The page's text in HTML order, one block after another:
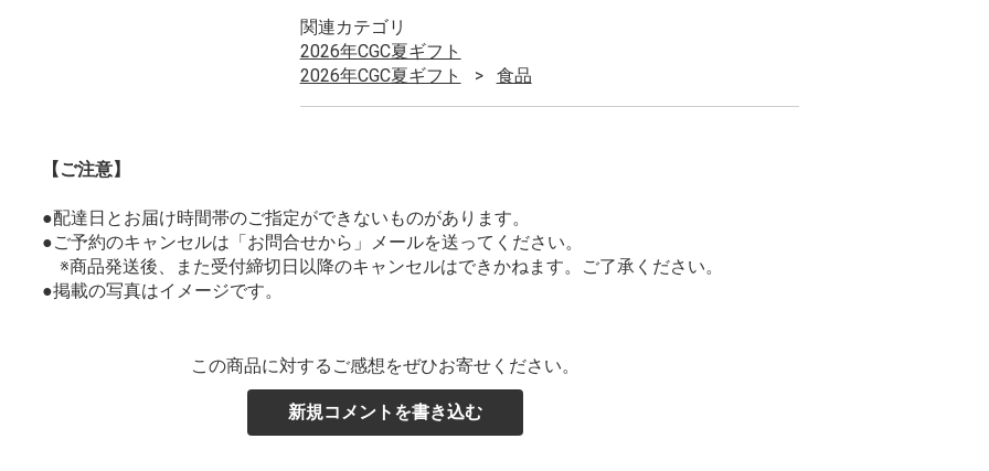
関連カテゴリ
2026年CGC夏ギフト
2026年CGC夏ギフト
食品
【ご注意】
●配達日とお届け時間帯のご指定ができないものがあります。
●ご予約のキャンセルは「お問合せから」メールを送ってください。
※商品発送後、また受付締切日以降のキャンセルはできかねます。ご了承ください。
●掲載の写真はイメージです。
この商品に対するご感想をぜひお寄せください。
新規コメントを書き込む